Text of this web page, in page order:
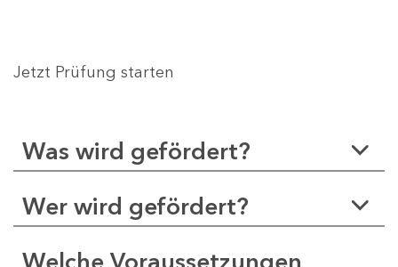
Jetzt Prüfung starten
Was wird gefördert?
Wer wird gefördert?
Welche Voraussetzungen